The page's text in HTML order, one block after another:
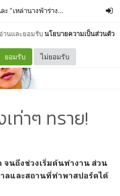
านและยอมรับนโยบายความเป็นส่วนตัว
ยอมรับ ไม่ยอมรับ
ชายผู้ไม่ยอมโต และ “เหล่านางฟ้าร่างสูง” เปลวเพลิง ป
เท่าๆ ทราย!
นถึงช่วงเริ่มต้นทำงาน ส่วน
ลและสถานที่ทำพาสปอร์ตได้